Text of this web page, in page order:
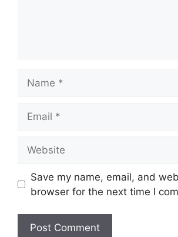
Save my name, email, and
browser for the next time I